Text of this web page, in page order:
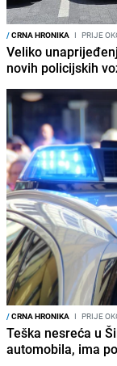
/CRNA HRONIKA I PRIJE
Veliko
novih policijskih
/CRNA HRONIKA I PRIJE
Teška nesreća u
automobila, ima